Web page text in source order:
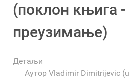
(поклон књига
преузимање)
Детаљи
Аутор Vladimir Dimitrijevic